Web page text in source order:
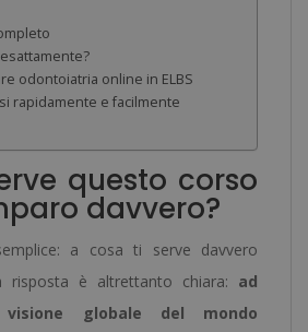
odontoiatria online in ELBS
rapidamente e facilmente
questo corso
davvero?
a cosa ti serve davvero
risposta è altrettanto chiara: ad
globale del mondo